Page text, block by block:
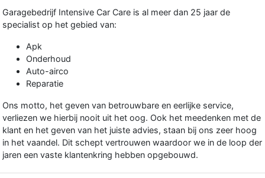
Garagebedrijf Intensive Car Care is al meer dan 25 jaar de
specialist op het gebied van:
Apk
Onderhoud
Auto-airco
Reparatie
Ons motto, het geven van betrouwbare en eerlijke service,
verliezen we hierbij nooit uit het oog. Ook het meedenken met de
klant en het geven van het juiste advies, staan bij ons zeer hoog
in het vaandel. Dit schept vertrouwen waardoor we in de loop der
jaren een vaste klantenkring hebben opgebouwd.